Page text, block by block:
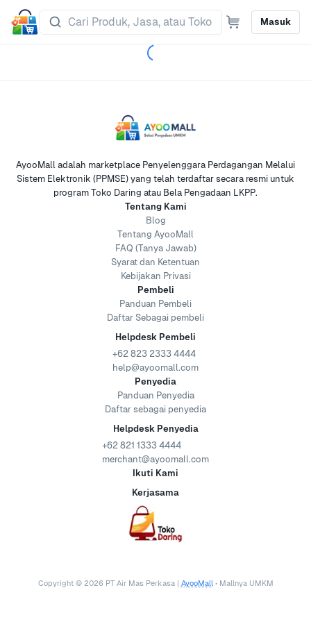
Masuk
AyooMall adalah marketplace Penyelenggara Perdagangan Melalui
Sistem Elektronik (PPMSE) yang telah terdaftar secara resmi untuk
program Toko Daring atau Bela Pengadaan LKPP.
Tentang Kami
Blog
Tentang AyooMall
FAQ (Tanya Jawab)
Syarat dan Ketentuan
Kebijakan Privasi
Pembeli
Panduan Pembeli
Daftar Sebagai pembeli
Helpdesk Pembeli
+62 823 2333 4444
help@ayoomall.com
Penyedia
Panduan Penyedia
Daftar sebagai penyedia
Helpdesk Penyedia
+62 821 1333 4444
merchant@ayoomall.com
Ikuti Kami
Kerjasama
Copyright © 2026 PT Air Mas Perkasa | AyooMall • Mallnya UMKM